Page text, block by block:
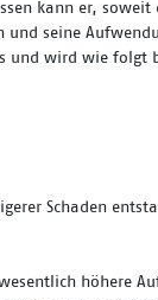
kann er,
und seine
und wird wie folgt
Schaden
höhere